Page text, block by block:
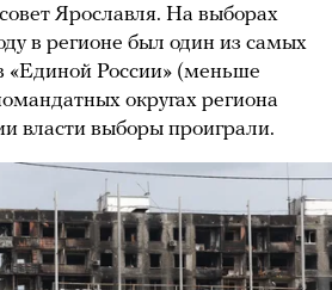
Ярославля. На выборах
в регионе был один из самых
«Единой России» (меньше
округах региона
власти выборы проиграли.